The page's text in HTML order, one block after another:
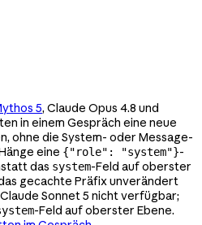
5, Claude Opus 4.8 und
in einem Gespräch eine neue
ohne die System- oder Message-
eine {"role": "system"}-
das system-Feld auf oberster
gecachte Präfix unverändert
Sonnet 5 nicht verfügbar;
-Feld auf oberster Ebene.